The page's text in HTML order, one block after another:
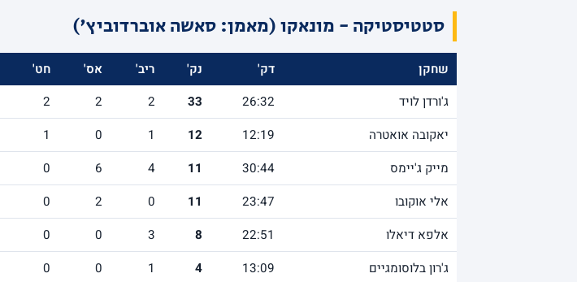
סטטיסטיקה - מונאקו (מאמן: סאשה אוברדוביץ')
שחקן דק' נק' ריב' אס' חט'
ג'ורדן לויד
26:32
33
2
2
2
יאקובה אואטרה
12:19
12
1
0
1
מייק ג'יימס
30:44
11
4
6
0
אלי אוקובו
23:47
11
0
2
0
אלפא דיאלו
22:51
8
3
0
0
ג'רון בלוסומגיים
13:09
4
1
0
0